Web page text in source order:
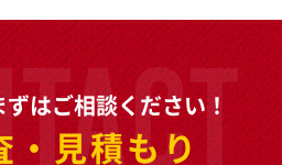
ずはご相談ください！
・見積もり